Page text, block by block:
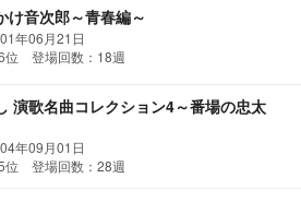
け音次郎～青春編～
年06月21日
位 登場回数：18週
演歌名曲コレクション4～番場の忠太
年09月01日
位 登場回数：28週